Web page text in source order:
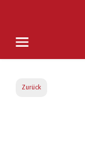
Zurück